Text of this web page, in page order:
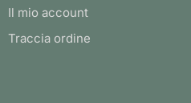
Il mio account
Traccia ordine